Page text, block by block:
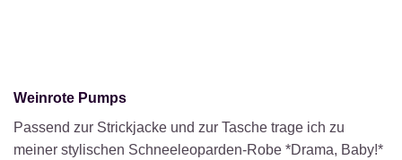
Weinrote Pumps
Passend zur Strickjacke und zur Tasche trage ich zu
meiner stylischen Schneeleoparden-Robe *Drama, Baby!*